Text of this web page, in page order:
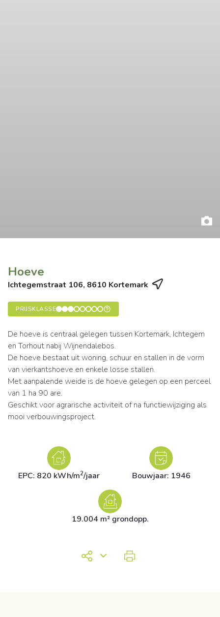
Hoeve
Ichtegemstraat 106, 8610 Kortemark
PRIJSKLASSE
De hoeve is centraal gelegen tussen Kortemark, Ichtegem
en Torhout nabij Wijnendalebos.
De hoeve bestaat uit woning, schuur en stallen in de vorm
van vierkantshoeve en enkele losse stallen.
Met aanpalende weide is de hoeve gelegen op een perceel
van 1 ha 90 are.
Geschikt voor agrarische activiteit of na functiewijziging als
mooi verbouwingsproject.
EPC: 820 kWh/m2/jaar Bouwjaar: 1946
19.004 m² grondopp.